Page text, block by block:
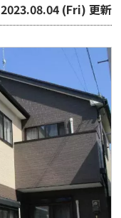
2023.08.04 (Fri) 更新